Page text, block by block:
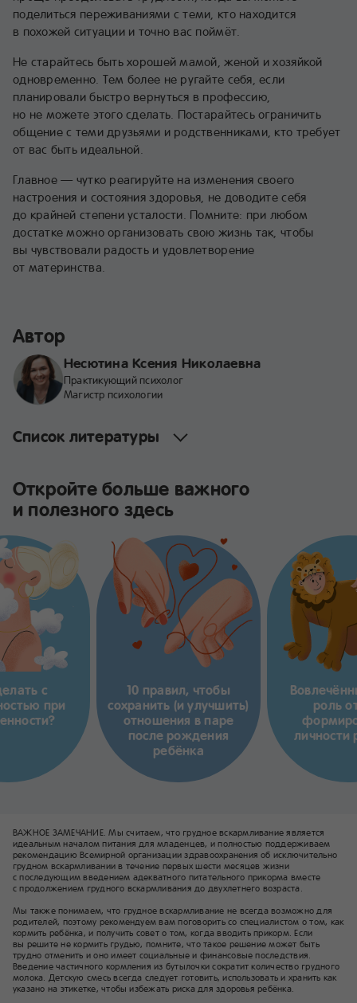
поделиться переживаниями с теми, кто находится
в похожей ситуации и точно вас поймёт.
Не старайтесь быть хорошей мамой, женой и хозяйкой
одновременно. Тем более не ругайте себя, если
планировали быстро вернуться в профессию,
но не можете этого сделать. Постарайтесь ограничить
общение с теми друзьями и родственниками, кто требует
от вас быть идеальной.
Главное — чутко реагируйте на изменения своего
настроения и состояния здоровья, не доводите себя
до крайней степени усталости. Помните: при любом
достатке можно организовать свою жизнь так, чтобы
вы чувствовали радость и удовлетворение
от материнства.
Автор
Несютина Ксения Николаевна
Практикующий психолог
Магистр психологии
Список литературы
Откройте больше важного
и полезного здесь
с
при
10 правил, чтобы
сохранить (и улучшить)
отношения в паре
после рождения
ребёнка
роль
личности
ВАЖНОЕ ЗАМЕЧАНИЕ. Мы считаем, что грудное вскармливание является
идеальным началом питания для младенцев, и полностью поддерживаем
рекомендацию Всемирной организации здравоохранения об исключительно
грудном вскармливании в течение первых шести месяцев жизни
с последующим введением адекватного питательного прикорма вместе
с продолжением грудного вскармливания до двухлетнего возраста.
Мы также понимаем, что грудное вскармливание не всегда возможно для
родителей, поэтому рекомендуем вам поговорить со специалистом о том, как
кормить ребёнка, и получить совет о том, когда вводить прикорм. Если
вы решите не кормить грудью, помните, что такое решение может быть
трудно отменить и оно имеет социальные и финансовые последствия.
Введение частичного кормления из бутылочки сократит количество грудного
молока. Детскую смесь всегда следует готовить, использовать и хранить как
указано на этикетке, чтобы избежать риска для здоровья ребёнка.